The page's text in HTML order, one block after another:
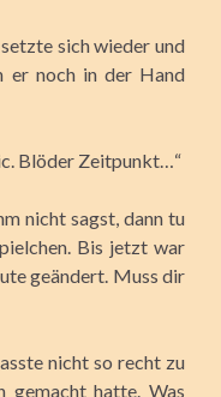
sich wieder und
er noch in der Hand
Blöder Zeitpunkt…“
nicht sagst, dann tu
Bis jetzt war
geändert. Muss dir
nicht so recht zu
gemacht hatte. Was